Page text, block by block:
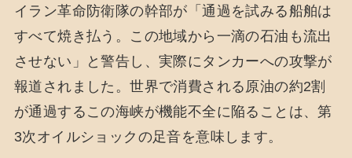
イラン革命防衛隊の幹部が「通過を試みる船舶は
すべて焼き払う。この地域から一滴の石油も流出
させない」と警告し、実際にタンカーへの攻撃が
報道されました。世界で消費される原油の約2割
が通過するこの海峡が機能不全に陥ることは、第
3次オイルショックの足音を意味します。